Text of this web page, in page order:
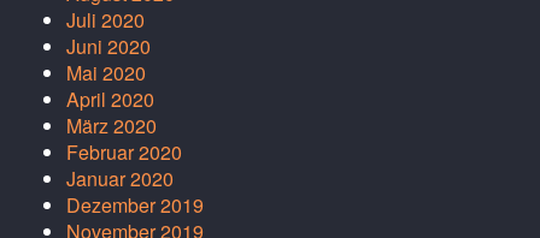
Juli 2020
Juni 2020
Mai 2020
April 2020
März 2020
Februar 2020
Januar 2020
Dezember 2019
November 2019